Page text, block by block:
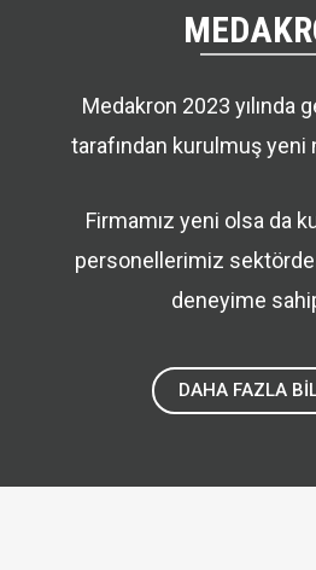
Medakron 2023 yılında
tarafından kurulmuş yeni
Firmamız yeni olsa da
personellerimiz
deneyime
DAHA FAZLA